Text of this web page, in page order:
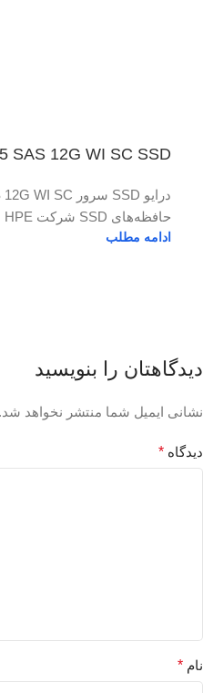
SAS 12G WI SC SSD
حافظه‌های SSD شرکت HPE است که با تکیه بر تکنولوژی SAS 1...
ادامه مطلب
دیدگاهتان را بنویسید
نشانی ایمیل شما منتشر نخواهد شد.
دیدگاه *
نام *